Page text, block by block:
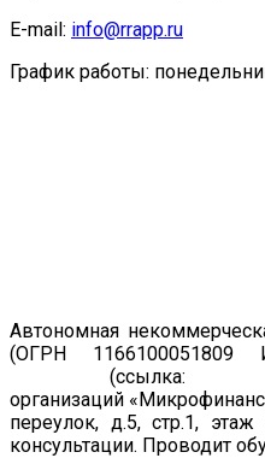
E-mail: info@rrapp.ru
График работы:
Автономная
(ОГРН
(ссылка:
организаций
переулок, д.5, стр.1,
консультации. Проводит